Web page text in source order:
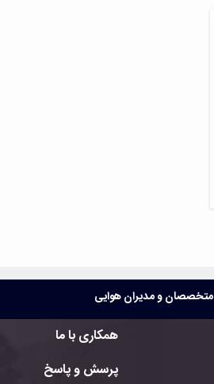
متخصصان و مدیران هوایی
همکاری با ما
پرسش و پاسخ